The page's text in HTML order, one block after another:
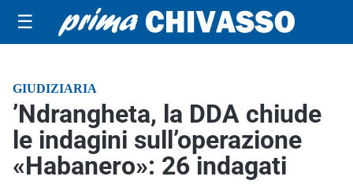
☰
GIUDIZIARIA
’Ndrangheta, la DDA chiude
le indagini sull’operazione
«Habanero»: 26 indagati